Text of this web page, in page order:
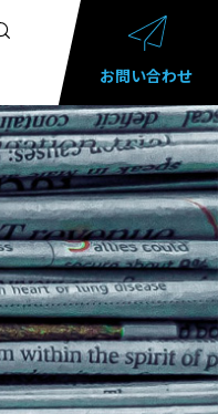
お問い合わせ